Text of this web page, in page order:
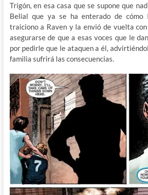
Trigón, en esa casa que se supone que
Belial que ya se ha enterado de cómo
traiciono a Raven y la envió de vuelta
asegurarse de que a esas voces que le
por pedirle que le ataquen a él,
familia sufrirá las consecuencias.